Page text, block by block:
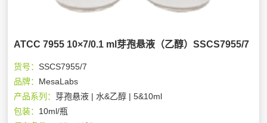
ATCC 7955 10×7/0.1 ml芽孢悬液（乙醇）SSCS7955/7
货号：SSCS7955/7
品牌： MesaLabs
产品系列：芽孢悬液 | 水&乙醇 | 5&10ml
包装： 10ml/瓶